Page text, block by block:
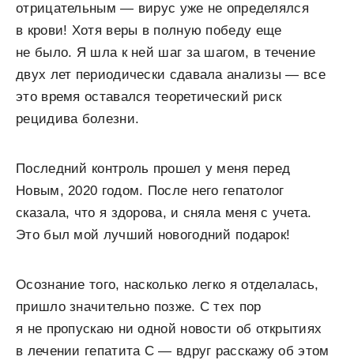
отрицательным — вирус уже не определялся
в крови! Хотя веры в полную победу еще
не было. Я шла к ней шаг за шагом, в течение
двух лет периодически сдавала анализы — все
это время оставался теоретический риск
рецидива болезни.
Последний контроль прошел у меня перед
Новым, 2020 годом. После него гепатолог
сказала, что я здорова, и сняла меня с учета.
Это был мой лучший новогодний подарок!
Осознание того, насколько легко я отделалась,
пришло значительно позже. С тех пор
я не пропускаю ни одной новости об открытиях
в лечении гепатита С — вдруг расскажу об этом